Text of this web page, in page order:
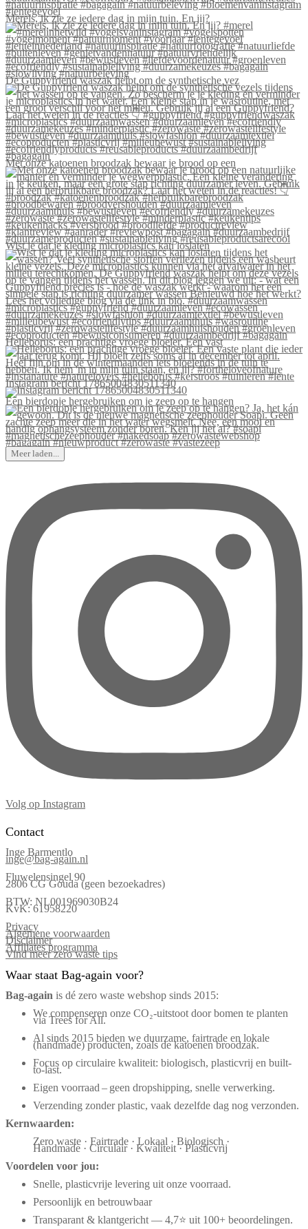
Merels, ik zie ze iedere dag in mijn tuin. En jij?
De Guppyfriend waszak helpt om de synthetische vez
Met onze katoenen broodzak bewaar je brood op een
Wist je dat je kleding microplastics kan loslaten
Helleborus: een prachtige vroege bloeier. Een vast
Instagram bericht 17865004830511340
Een bierdopje hergebruiken om je zeep op te hangen
Meer laden...
Volg op Instagram
Contact
Inge Barmentlo
inge@bag-again.nl
Fluwelensingel 90
2806 CG Gouda (geen bezoekadres)
BTW: NL001969030B24
KvK: 61958220
Privacy
Algemene voorwaarden
Disclaimer
Affiliates programma
Vind meer zero waste tips
Waar staat Bag-again voor?
Bag‑again is dé zero waste webshop sinds 2015:
We compenseren onze CO₂-uitstoot door bomen te planten
via Trees for All.
Al sinds 2015 bieden we duurzame, fairtrade en lokale
(handmade) producten, zoals de katoenen broodzak.
Focus op circulaire kwaliteit: biologisch, plasticvrij en built-
to-last.
Eigen voorraad – geen dropshipping, snelle verwerking.
Verzending zonder plastic, vaak dezelfde dag nog verzonden.
Kernwaarden:
Zero waste · Fairtrade · Lokaal · Biologisch ·
Handmade · Circulair · Kwaliteit · Plasticvrij
Voordelen voor jou:
Snelle, plasticvrije levering uit onze voorraad.
Persoonlijk en betrouwbaar
Transparant & klantgericht — 4,7⭐ uit 100+ beoordelingen.